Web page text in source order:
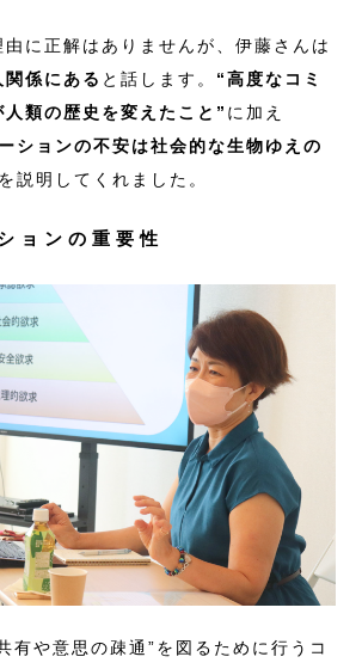
由に正解はありませんが、伊藤さんは
係にある と話します。 “高度なコミ
類の歴史を変えたこと” に加え
ションの不安は社会的な生物ゆえの
説明してくれました。
ョンの重要性
有や意思の疎通”を図るために行うコ